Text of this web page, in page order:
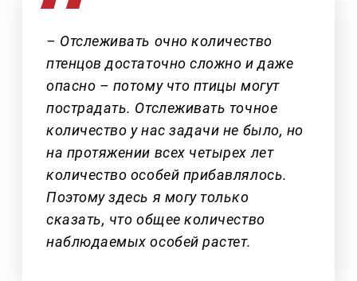
– Отслеживать очно количество
птенцов достаточно сложно и даже
опасно – потому что птицы могут
пострадать. Отслеживать точное
количество у нас задачи не было, но
на протяжении всех четырех лет
количество особей прибавлялось.
Поэтому здесь я могу только
сказать, что общее количество
наблюдаемых особей растет.